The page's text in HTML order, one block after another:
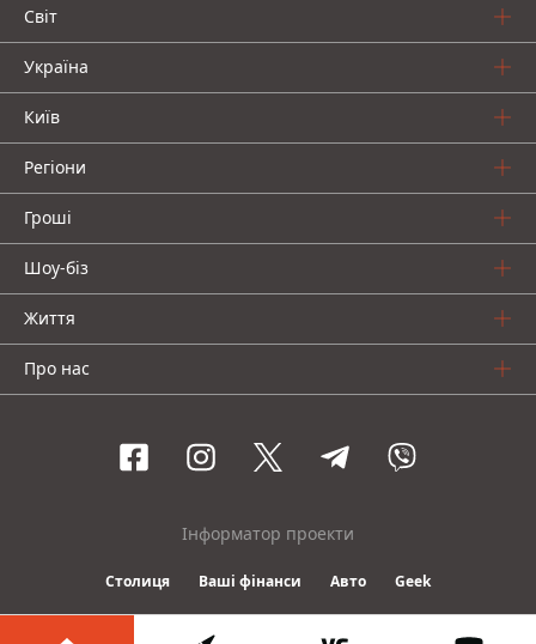
Світ
Україна
Київ
Регіони
Гроші
Шоу-біз
Життя
Про нас
Інформатор проекти
Столиця Ваші фінанси Авто Geek